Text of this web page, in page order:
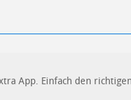
App. Einfach den